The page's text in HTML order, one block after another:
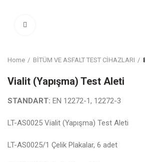
Home BİTÜM VE ASFALT TEST CİHAZLARI
Vialit (Yapışma) Test Aleti
STANDART: EN 12272-1, 12272-3
LT-AS0025 Vialit (Yapışma) Test Aleti
LT-AS0025/1 Çelik Plakalar, 6 adet